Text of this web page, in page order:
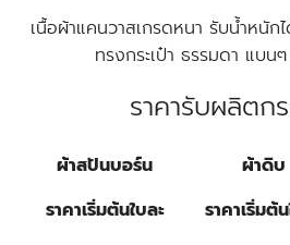
เนื้อผ้าแคนวาสเกรดหนา รับน้ำหนั
ทรงกระเป๋า ธรรมดา แบน
ราคารับผลิตกร
ผ้าสปันบอร์น ผ้าดิบ
ราคาเริ่มต้นใบละ
ราคาเริ่มต้